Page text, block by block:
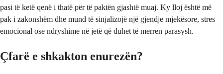
pasi të ketë qenë i thatë për të paktën gjashtë muaj. Ky lloj është më
pak i zakonshëm dhe mund të sinjalizojë një gjendje mjekësore, stres
emocional ose ndryshime në jetë që duhet të merren parasysh.
Çfarë e shkakton enurezën?